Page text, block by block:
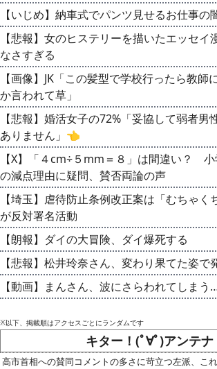
【いじめ】納車式でパンツ見せるお仕事の
【悲報】女のヒステリーを描いたエッセイ
なさすぎる
【画像】JK「この髪型で学校行ったら教師
か言われて草」
【悲報】婚活女子の72%「妥協して弱者男
ありません」👈
【X】「４cm÷５mm＝８」は間違い？ 小
の減点理由に疑問、賛否両論の声
【埼玉】虐待防止条例改正案は「むちゃ
が反対署名活動
【朗報】ダイの大冒険、ダイ爆死する
【悲報】松井玲奈さん、変わり果てた姿で
【動画】まんさん、波にさらわれてしまう
※以下、掲載順はアクセスごとにランダムです
キター！(ﾟ∀ﾟ)アンテナ
高市首相への賛同コメントの多さに苛立つ左派、こ